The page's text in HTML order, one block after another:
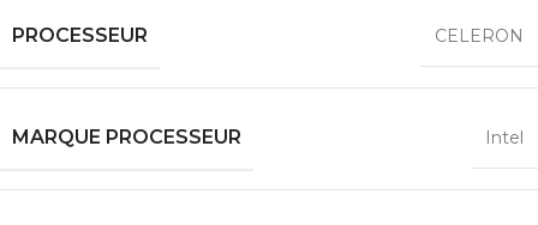
PROCESSEUR CELERON
MARQUE PROCESSEUR Intel